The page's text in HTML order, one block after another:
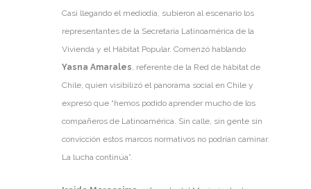
Casi llegando el mediodía, subieron al escenario los
representantes de la Secretaría Latinoamérica de la
Vivienda y el Hábitat Popular. Comenzó hablando
Yasna Amarales, referente de la Red de hábitat de
Chile, quien visibilizó el panorama social en Chile y
expresó que “hemos podido aprender mucho de los
compañeros de Latinoamérica. Sin calle, sin gente sin
convicción estos marcos normativos no podrían caminar.
La lucha continúa”.